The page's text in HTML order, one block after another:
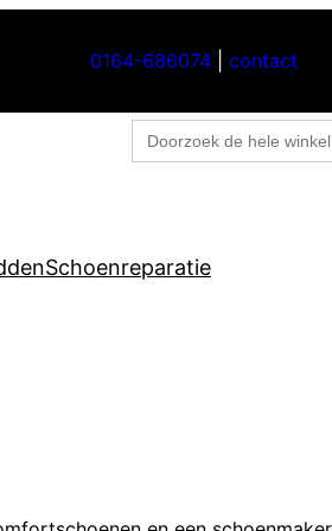
0164-686074| contact
Zoek
naar:
Schoenreparatie